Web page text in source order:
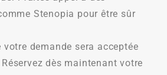
Stenopia pour être sûr
demande sera acceptée
dès maintenant votre